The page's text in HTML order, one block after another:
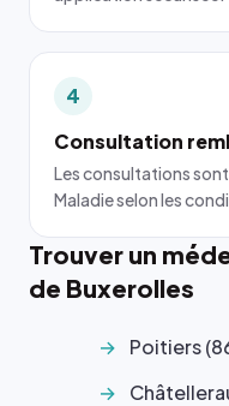
4
Consultation
Les consultations
Maladie selon les
Trouver un
de Buxerolles
Poitiers